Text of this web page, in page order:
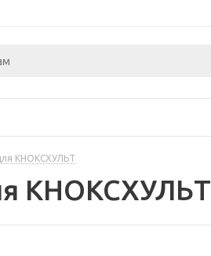
КНОКСХУЛЬТ
КНОКСХУЛЬТ